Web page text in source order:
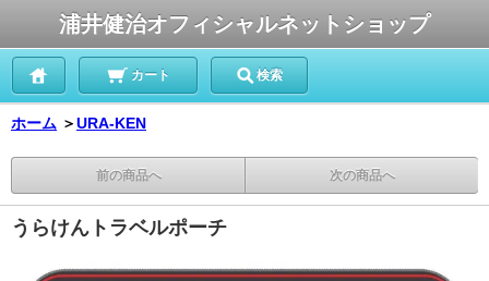
浦井健治オフィシャルネットショップ
カート 検索
ホーム ＞URA-KEN
前の商品へ 次の商品へ
うらけんトラベルポーチ